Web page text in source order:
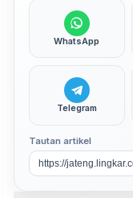
WhatsApp
Telegram
Tautan artikel